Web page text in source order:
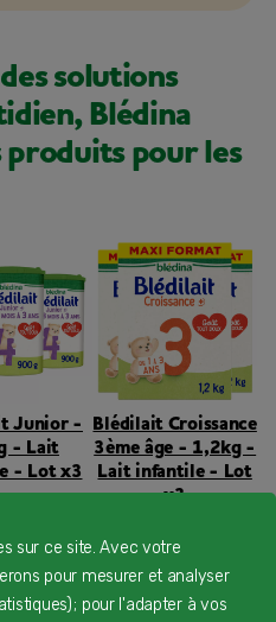
solutions
Blédina
produits pour les
Junior -
- Lait
- Lot x3
Blédilait Croissance
3ème âge - 1,2kg -
Lait infantile - Lot
x3
De 12 à 14 mois
15 à 36 mois
sur ce site. Avec votre
pour mesurer et analyser
; pour l'adapter à vos